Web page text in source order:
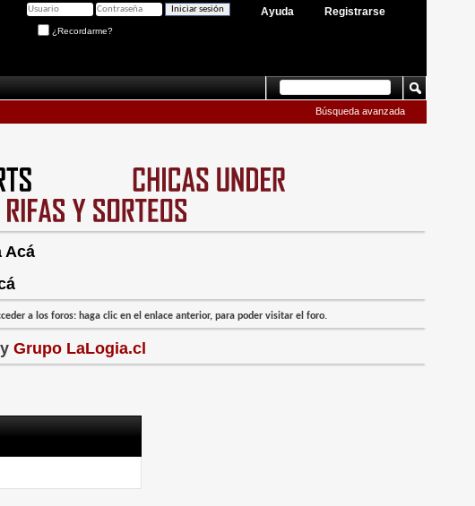
Registrarse
Ayuda
¿Recordarme?
Búsqueda avanzada
Acá
a los foros: haga clic en el enlace anterior, para poder visitar el foro.
y Grupo LaLogia.cl